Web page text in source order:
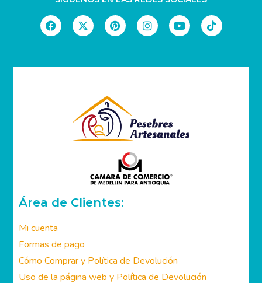
SIGUENOS EN LAS REDES SOCIALES
Mi cuenta
Formas de pago
Cómo Comprar y Política de Devolución